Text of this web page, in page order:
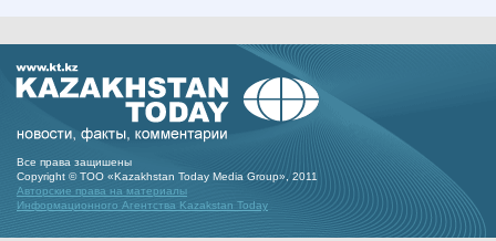
Все права защишены
Copyright © ТОО «Kazakhstan Today Media Group», 2011
Авторские права на материалы
Информационного Агентства Kazakstan Today